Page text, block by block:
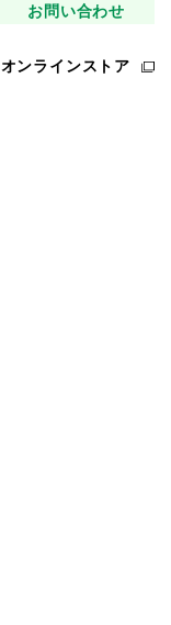
お問い合わせ
オンラインストア